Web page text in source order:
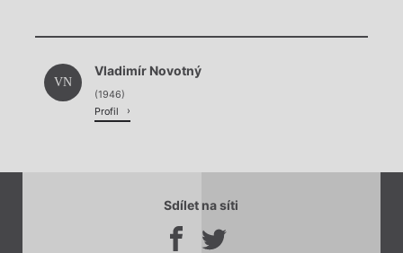
Chviličku.
Načítá se.
VN
Vladimír Novotný
(1946)
Profil
Sdílet na síti